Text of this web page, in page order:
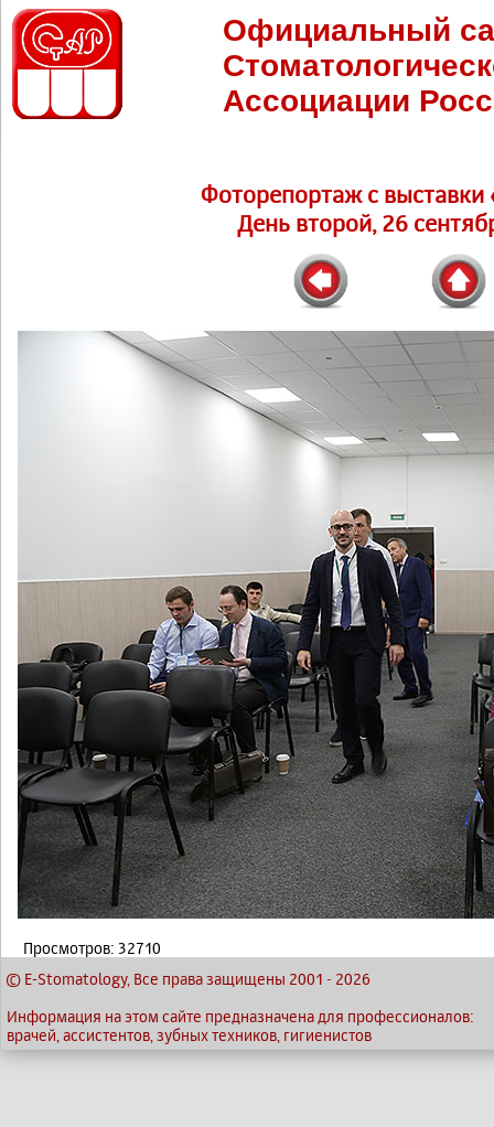
Официальный
Ассоциации
Фоторепортаж c выставки
День второй, 26
Просмотров: 32710
© E-Stomatology, Все права защищены 2001 - 2026
Информация на этом сайте предназначена для профессионалов:
врачей, ассистентов, зубных техников, гигиенистов